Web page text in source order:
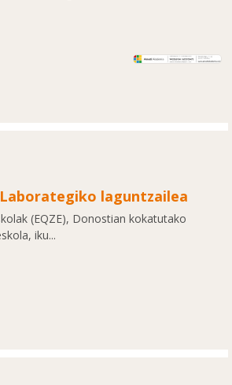
laguntzailea
(EQZE), Donostian kokatutako
iku...